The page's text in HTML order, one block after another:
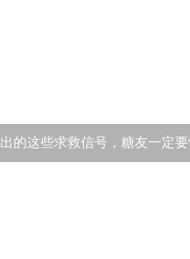
的这些求救信号，糖友一定